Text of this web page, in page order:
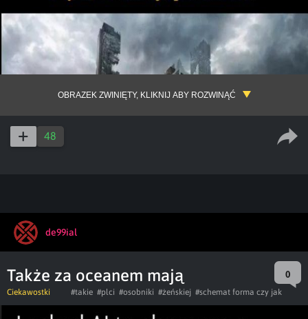
OBRAZEK ZWINIĘTY, KLIKNIJ ABY ROZWINĄĆ
48
de99ial
Także za oceanem mają 0
Ciekawostki #takie #plci #osobniki #żeńskiej #schemat forma czy jak